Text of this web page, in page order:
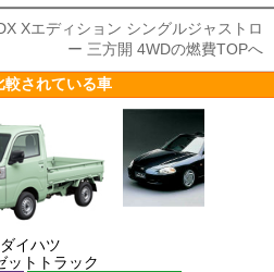
Xエディション シングルジャストロ
ー 三方開 4WDの燃費TOPへ
較されている車
ダイハツ
ットトラック